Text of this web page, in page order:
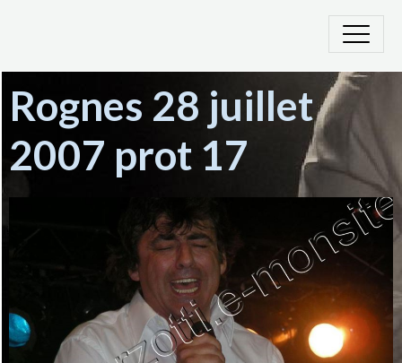
Rognes 28 juillet
2007 prot 17